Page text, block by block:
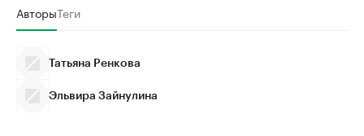
АвторыТеги
Татьяна Ренкова
Эльвира Зайнулина